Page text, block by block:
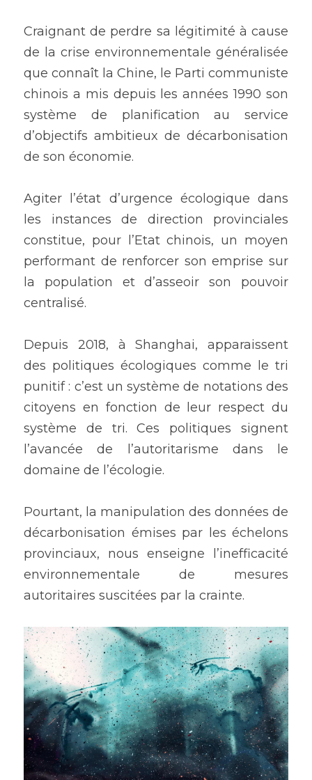
Craignant de perdre sa légitimité à cause
de la crise environnementale généralisée
que connaît la Chine, le Parti communiste
chinois a mis depuis les années 1990 son
système de planification au service
d’objectifs ambitieux de décarbonisation
de son économie.
Agiter l’état d’urgence écologique dans
les instances de direction provinciales
constitue, pour l’Etat chinois, un moyen
performant de renforcer son emprise sur
la population et d’asseoir son pouvoir
centralisé.
Depuis 2018, à Shanghai, apparaissent
des politiques écologiques comme le tri
punitif : c’est un système de notations des
citoyens en fonction de leur respect du
système de tri. Ces politiques signent
l’avancée de l’autoritarisme dans le
domaine de l’écologie.
Pourtant, la manipulation des données de
décarbonisation émises par les échelons
provinciaux, nous enseigne l’inefficacité
environnementale de mesures
autoritaires suscitées par la crainte.